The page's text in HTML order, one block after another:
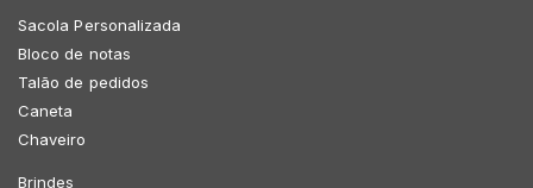
Sacola Personalizada
Bloco de notas
Talão de pedidos
Caneta
Chaveiro
Brindes